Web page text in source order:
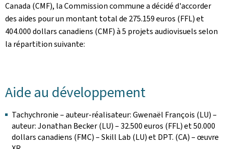
Canada (CMF), la Commission commune a décidé d'accorder
des aides pour un montant total de 275.159 euros (FFL) et
404.000 dollars canadiens (CMF) à 5 projets audiovisuels selon
la répartition suivante:
Aide au développement
Tachychronie – auteur-réalisateur: Gwenaël François (LU) –
auteur: Jonathan Becker (LU) – 32.500 euros (FFL) et 50.000
dollars canadiens (FMC) – Skill Lab (LU) et DPT. (CA) – œuvre